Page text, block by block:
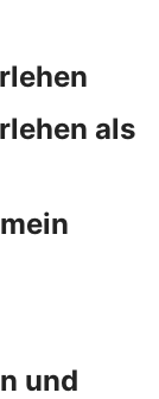
als
und